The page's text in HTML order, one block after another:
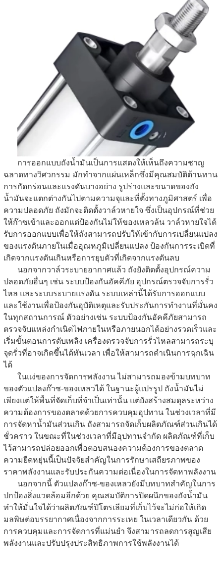
การออกแบบถังน้ำมันเป็นการแสดงให้เห็นถึงความชาญ
ฉลาดทางวิศวกรรม มักทำจากแผ่นเหล็กซึ่งมีคุณสมบัติต้านทาน
การกัดกร่อนและแรงดันบางอย่าง รูปร่างและขนาดของถัง
น้ำมันจะแตกต่างกันไปตามความจุและที่ตั้งทางภูมิศาสตร์ เพื่อ
ความปลอดภัย ถังมักจะติดตั้งวาล์วหายใจ ซึ่งเป็นอุปกรณ์ที่ช่วย
ให้ก๊าซเข้าและออกแต่ป้องกันไม่ให้ของเหลวล้น วาล์วหายใจได้
รับการออกแบบเพื่อให้ถังสามารถปรับให้เข้ากับการเปลี่ยนแปลง
ของแรงดันภายในเมื่ออุณหภูมิเปลี่ยนแปลง ป้องกันการระเบิดที่
เกิดจากแรงดันเกินหรือการยุบตัวที่เกิดจากแรงดันลบ
นอกจากวาล์วระบายอากาศแล้ว ถังยังติดตั้งอุปกรณ์ความ
ปลอดภัยอื่นๆ เช่น ระบบป้องกันอัคคีภัย อุปกรณ์ตรวจจับการรั่ว
ไหล และระบบระบายแรงดัน ระบบเหล่านี้ได้รับการออกแบบ
และใช้งานเพื่อป้องกันอุบัติเหตุและรับประกันการทำงานที่มั่นคง
ในทุกสถานการณ์ ตัวอย่างเช่น ระบบป้องกันอัคคีภัยสามารถ
ตรวจจับแหล่งกำเนิดไฟภายในหรือภายนอกได้อย่างรวดเร็วและ
เริ่มขั้นตอนการดับเพลิง เครื่องตรวจจับการรั่วไหลสามารถระบุ
จุดรั่วที่อาจเกิดขึ้นได้ทันเวลา เพื่อให้สามารถดำเนินการฉุกเฉิน
ได้
ในแง่ของการจัดการพลังงาน ไม่สามารถมองข้ามบทบาท
ของตัวแปลงก๊าซ-ของเหลวได้ ในฐานะผู้แปรรูป ถังน้ำมันไม่
เพียงแต่ให้พื้นที่จัดเก็บที่จำเป็นเท่านั้น แต่ยังสร้างสมดุลระหว่าง
ความต้องการของตลาดด้วยการควบคุมอุปทาน ในช่วงเวลาที่มี
การจัดหาน้ำมันส่วนเกิน ถังสามารถจัดเก็บผลิตภัณฑ์ส่วนเกินได้
ชั่วคราว ในขณะที่ในช่วงเวลาที่มีอุปทานจำกัด ผลิตภัณฑ์ที่เก็บ
ไว้สามารถปล่อยออกเพื่อตอบสนองความต้องการของตลาด
ความยืดหยุ่นนี้เป็นปัจจัยสำคัญในการรักษาเสถียรภาพของ
ราคาพลังงานและรับประกันความต่อเนื่องในการจัดหาพลังงาน
นอกจากนี้ ตัวแปลงก๊าซ-ของเหลวยังมีบทบาทสำคัญในการ
ปกป้องสิ่งแวดล้อมอีกด้วย คุณสมบัติการปิดผนึกของถังน้ำมัน
ทำให้มั่นใจได้ว่าผลิตภัณฑ์ปิโตรเลียมที่เก็บไว้จะไม่ก่อให้เกิด
มลพิษต่อบรรยากาศเนื่องจากการระเหย ในเวลาเดียวกัน ด้วย
การควบคุมและการจัดการที่แม่นยำ จึงสามารถลดการสูญเสีย
พลังงานและปรับปรุงประสิทธิภาพการใช้พลังงานได้